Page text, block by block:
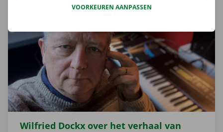
Wilfried Dockx over het verhaal van
VOORKEUREN AANPASSEN